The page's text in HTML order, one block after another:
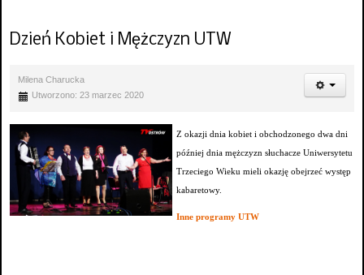
Dzień Kobiet i Mężczyzn UTW
Milena Charucka
Utworzono: 23 marzec 2020
Z okazji dnia kobiet i obchodzonego dwa dni
później dnia mężczyzn słuchacze Uniwersytetu
Trzeciego Wieku mieli okazję obejrzeć występ
kabaretowy.
Inne programy UTW